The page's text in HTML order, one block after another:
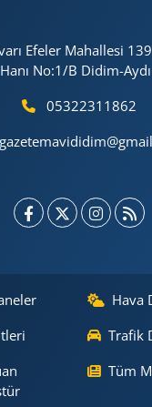
Efeler Mahallesi
Hanı No:1/B Didim-
05322311862
Hava
Trafik
Tüm